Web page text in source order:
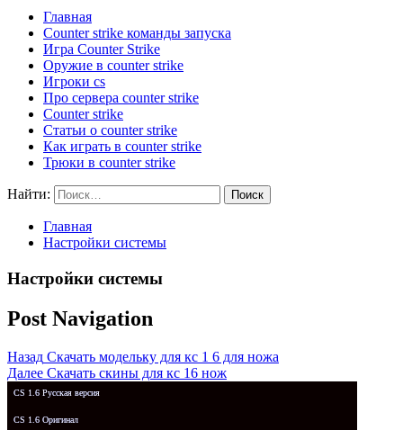
Главная
Counter strike команды запуска
Игра Counter Strike
Оружие в counter strike
Игроки cs
Про сервера counter strike
Counter strike
Статьи о counter strike
Как играть в counter strike
Трюки в counter strike
Найти:
Главная
Настройки системы
Настройки системы
Post Navigation
Назад Скачать модельку для кс 1 6 для ножа
Далее Скачать скины для кс 16 нож
CS 1.6 Русская версия
CS 1.6 Оригинал